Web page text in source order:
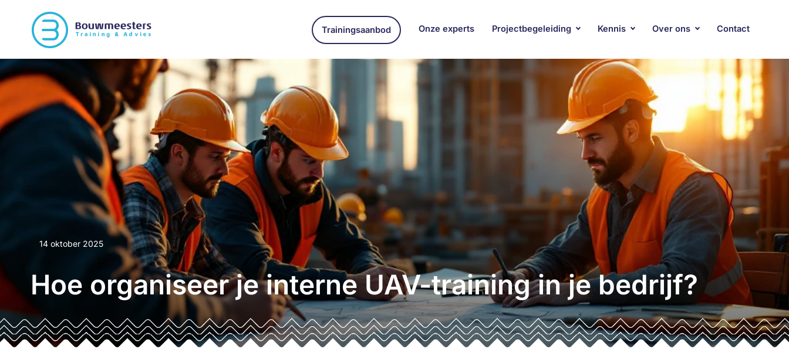
Trainingsaanbod Onze experts Projectbegeleiding Kennis Over ons Contact
14 oktober 2025
Hoe organiseer je interne UAV-training in je bedrijf?